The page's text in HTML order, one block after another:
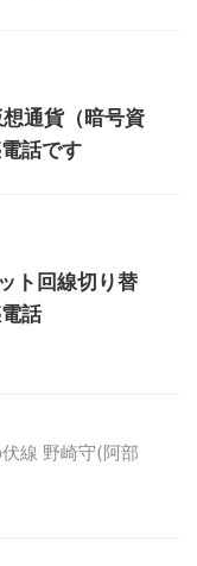
通貨（暗号資
話です
ト回線切り替
話
線 野崎守(阿部